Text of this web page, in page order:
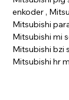
enkoder ,
Mitsubishi
Mitsubishi mi
Mitsubishi bzi
Mitsubishi hr